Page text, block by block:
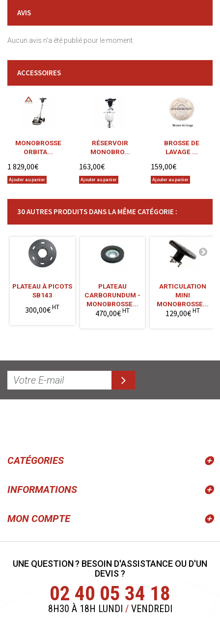
AVIS
Aucun avis n'a été publié pour le moment.
ACCESSOIRES
MONOBROSSE
ORBITA...
1 829,00€
Ajouter au panier
RÉSERVOIR
MONOBRO...
163,00€
Ajouter au panier
BROSSE DE
LAVAGE ...
159,00€
Ajouter au panier
30 AUTRES PRODUITS DANS LA MÊME CATÉGORIE :
PLATEAU À PICOTS
SB143
300,00€HT
PLATEAU
CARBORUNDUM -
MONOBROSSE...
470,00€HT
ARTICULATION
MINI
MONOBROSSE...
129,00€HT
CATÉGORIES
INFORMATIONS
MON COMPTE
UNE QUESTION ? BESOIN D'ASSISTANCE OU D'UN
DEVIS ?
02 40 05 34 18
8H30 À 18H LUNDI /VENDREDI